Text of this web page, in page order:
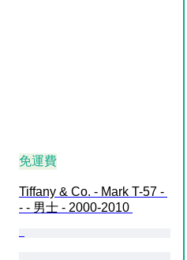
免運費
Tiffany & Co. - Mark T-57 -
- - 男士 - 2000-2010